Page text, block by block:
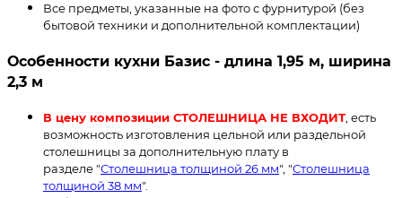
Все предметы, указанные на фото с фурнитурой (без
бытовой техники и дополнительной комплектации)
Особенности кухни Базис - длина 1,95 м, ширина
2,3 м
В цену композиции СТОЛЕШНИЦА НЕ ВХОДИТ, есть
возможность изготовления цельной или раздельной
столешницы за дополнительную плату в
разделе "Столешница толщиной 26 мм", "Столешница
толщиной 38 мм".